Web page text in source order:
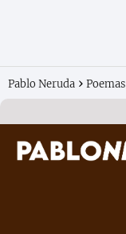
Pablo Neruda Poemas